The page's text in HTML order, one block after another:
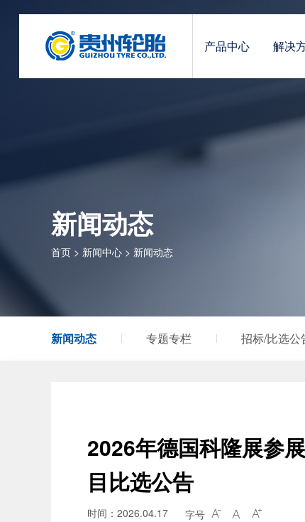
产品中心 解决
新闻动态
首页 > 新闻中心 > 新闻动态
新闻动态 专题专栏 招标/比选公
2026年德国科隆展参
目比选公告
时间：2026.04.17 字号   